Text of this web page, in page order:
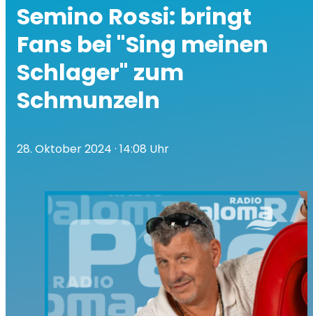
Semino Rossi: bringt
Fans bei "Sing meinen
Schlager" zum
Schmunzeln
28. Oktober 2024 · 14:08 Uhr